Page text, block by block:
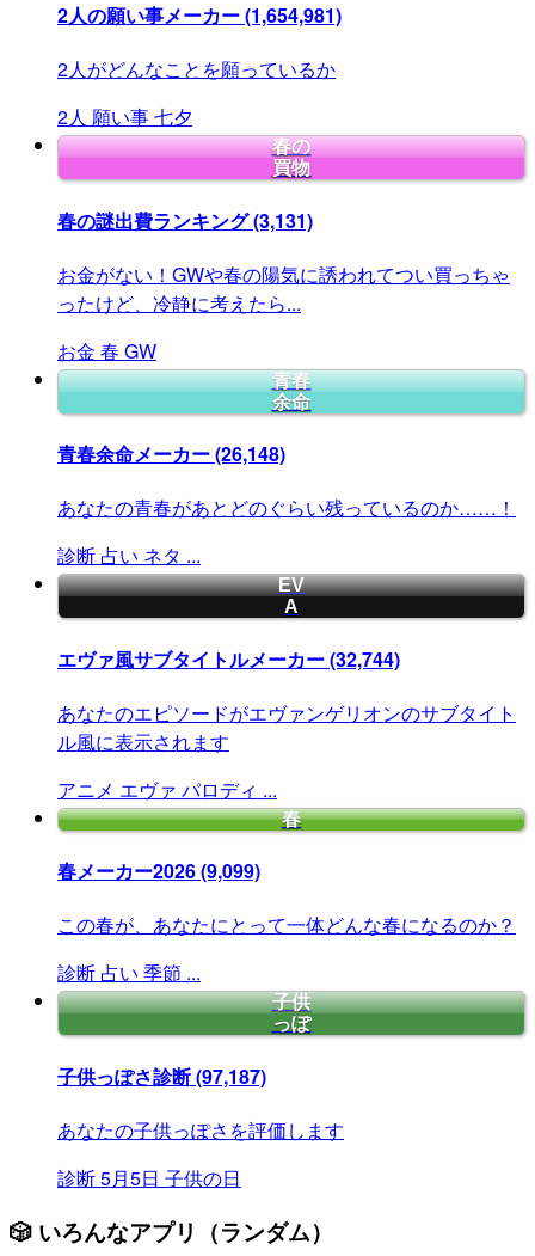
2人の願い事メーカー(1,654,981)
2人がどんなことを願っているか
2人 願い事七夕
春の
買物
春の謎出費ランキング(3,131)
お金がない！GWや春の陽気に誘われてつい買っちゃ
ったけど、冷静に考えたら...
お金 春 GW
青春
余命
青春余命メーカー(26,148)
あなたの青春があとどのぐらい残っているのか……！
診断 占い ネタ ...
EV
A
エヴァ風サブタイトルメーカー(32,744)
あなたのエピソードがエヴァンゲリオンのサブタイト
ル風に表示されます
アニメ エヴァ パロディ ...
春
春メーカー2026(9,099)
この春が、あなたにとって一体どんな春になるのか？
診断 占い 季節 ...
子供
っぽ
子供っぽさ診断(97,187)
あなたの子供っぽさを評価します
診断5月5日 子供の日
🎲 いろんなアプリ（ランダム）